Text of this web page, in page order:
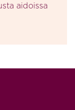
aidoissa